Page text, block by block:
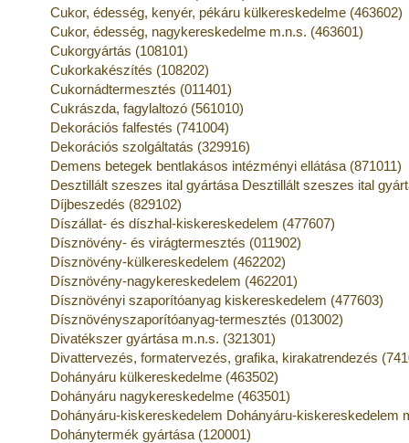
Cukor, édesség, kenyér, pékáru külkereskedelme (463602)
Cukor, édesség, nagykereskedelme m.n.s. (463601)
Cukorgyártás (108101)
Cukorkakészítés (108202)
Cukornádtermesztés (011401)
Cukrászda, fagylaltozó (561010)
Dekorációs falfestés (741004)
Dekorációs szolgáltatás (329916)
Demens betegek bentlakásos intézményi ellátása (871011)
Desztillált szeszes ital gyártása Desztillált szeszes ital
Díjbeszedés (829102)
Díszállat- és díszhal-kiskereskedelem (477607)
Dísznövény- és virágtermesztés (011902)
Dísznövény-külkereskedelem (462202)
Dísznövény-nagykereskedelem (462201)
Dísznövényi szaporítóanyag kiskereskedelem (477603)
Dísznövényszaporítóanyag-termesztés (013002)
Divatékszer gyártása m.n.s. (321301)
Divattervezés, formatervezés, grafika, kirakatrendezés
Dohányáru külkereskedelme (463502)
Dohányáru nagykereskedelme (463501)
Dohányáru-kiskereskedelem Dohányáru-kiskereskedelem
Dohánytermék gyártása (120001)